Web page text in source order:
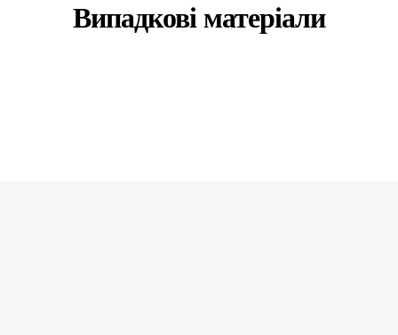
Випадкові матеріали